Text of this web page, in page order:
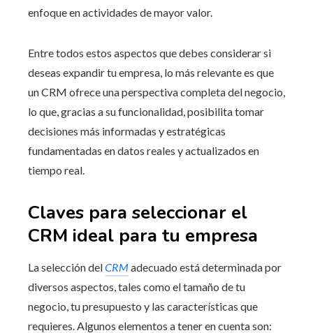
enfoque en actividades de mayor valor.
Entre todos estos aspectos que debes considerar si
deseas expandir tu empresa, lo más relevante es que
un CRM ofrece una perspectiva completa del negocio,
lo que, gracias a su funcionalidad, posibilita tomar
decisiones más informadas y estratégicas
fundamentadas en datos reales y actualizados en
tiempo real.
Claves para seleccionar el
CRM ideal para tu empresa
La selección delCRMadecuado está determinada por
diversos aspectos, tales como el tamaño de tu
negocio, tu presupuesto y las características que
requieres. Algunos elementos a tener en cuenta son: